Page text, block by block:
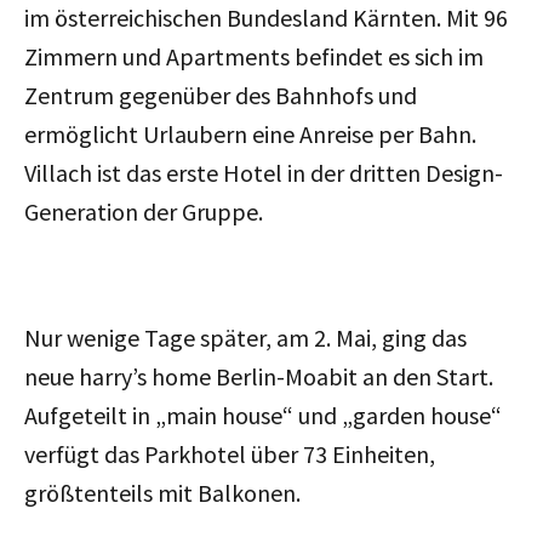
im österreichischen Bundesland Kärnten. Mit 96
Zimmern und Apartments befindet es sich im
Zentrum gegenüber des Bahnhofs und
ermöglicht Urlaubern eine Anreise per Bahn.
Villach ist das erste Hotel in der dritten Design-
Generation der Gruppe.
Nur wenige Tage später, am 2. Mai, ging das
neue harry’s home Berlin-Moabit an den Start.
Aufgeteilt in „main house“ und „garden house“
verfügt das Parkhotel über 73 Einheiten,
größtenteils mit Balkonen.